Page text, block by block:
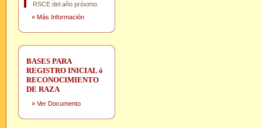
RSCE del año próximo.
» Más Información
BASES PARA
REGISTRO INICIAL ó
RECONOCIMIENTO
DE RAZA
» Ver Documento